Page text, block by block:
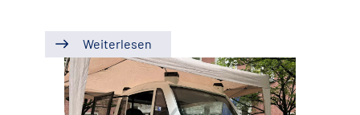
Weiterlesen